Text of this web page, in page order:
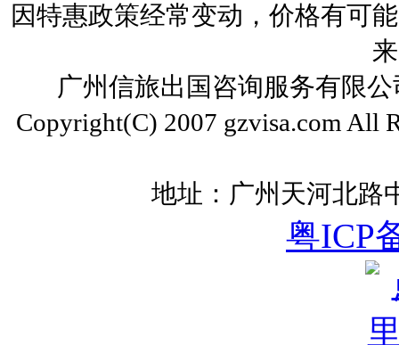
因特惠政策经常变动，价格有可
广州信旅出国咨询服务有限
Copyright(C) 2007 gzvisa.com All
地址：广州天河北路
粤ICP